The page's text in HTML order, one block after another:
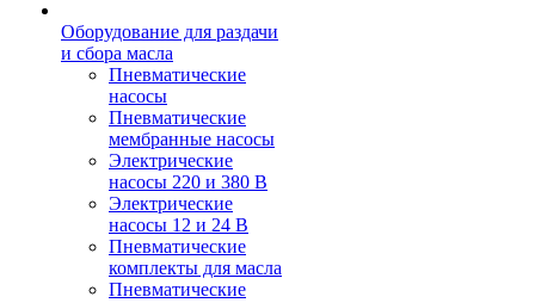
Оборудование для раздачи
и сбора масла
Пневматические
насосы
Пневматические
мембранные насосы
Электрические
насосы 220 и 380 В
Электрические
насосы 12 и 24 В
Пневматические
комплекты для масла
Пневматические